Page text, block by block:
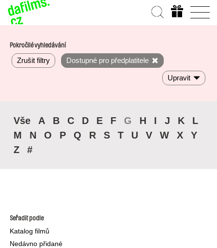
Pokročilé vyhledávání
Zrušit filtry Dostupné pro předplatitele
Upravit
Vše A B C D E F G H I J K
L
M
N O P Q R S T U V W X
Y
Z
#
Seřadit podle
Katalog filmů
Nedávno přidané